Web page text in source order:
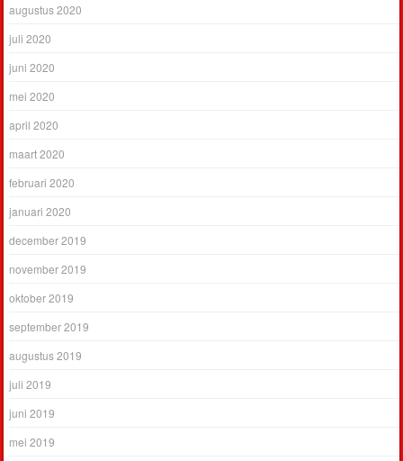
augustus 2020
juli 2020
juni 2020
mei 2020
april 2020
maart 2020
februari 2020
januari 2020
december 2019
november 2019
oktober 2019
september 2019
augustus 2019
juli 2019
juni 2019
mei 2019